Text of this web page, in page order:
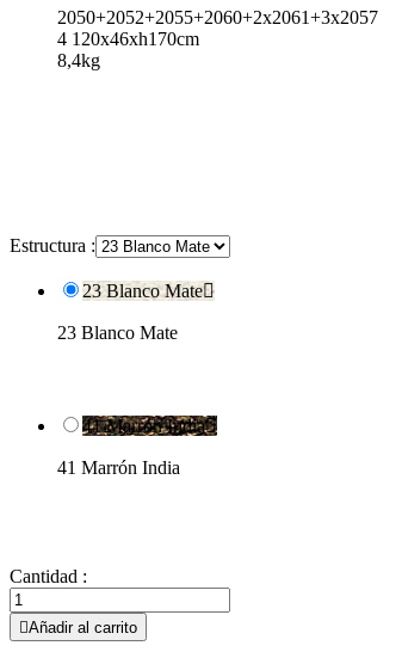
2050+2052+2055+2060+2x2061+3x2057
4 120x46xh170cm
8,4kg
Estructura :
23 Blanco Mate
23 Blanco Mate
41 Marrón India
41 Marrón India
Cantidad :
Añadir al carrito